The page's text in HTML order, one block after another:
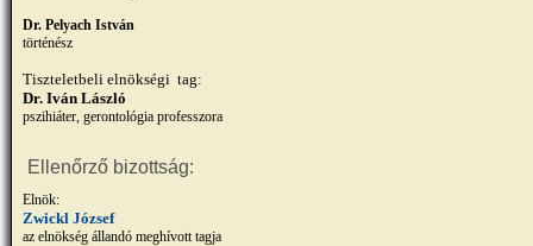
Dr. Pelyach István
történész
Tiszteletbeli elnökségi tag:
Dr. Iván László
pszihiáter, gerontológia professzora
Ellenőrző bizottság:
Elnök:
Zwickl József
az elnökség állandó meghívott tagja